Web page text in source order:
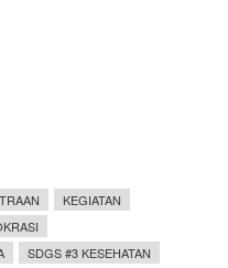
KEGIATAN
SDGS #3 KESEHATAN